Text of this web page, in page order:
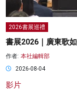
2026書展巡禮
書展2026｜廣東歌
作者: 本社編輯部
2026-08-04
影片